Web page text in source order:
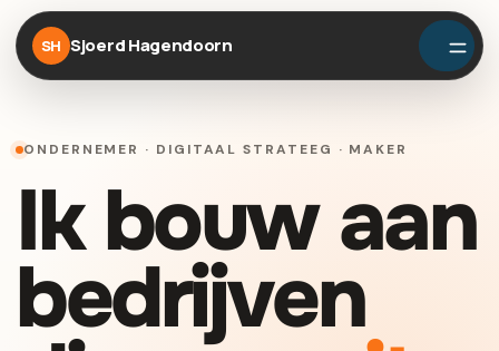
SH Sjoerd Hagendoorn
ONDERNEMER · DIGITAAL STRATEEG · MAKER
Ik bouw aan
bedrijven